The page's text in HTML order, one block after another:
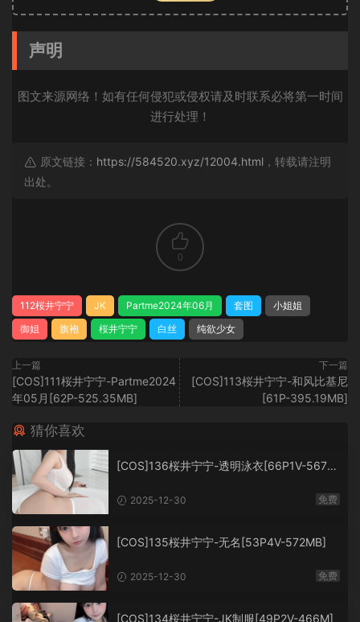
声明
图文来源网络！如有任何侵犯或侵权请及时联系必将第一时间
进行处理！
原文链接： https://584520.xyz/12004.html ，转载请注明
出处。
0
112桜井宁宁 JK Partme2024年06月 套图
小姐姐
御姐
旗袍 桜井宁宁 白丝 纯欲少女
上一篇
[COS]111桜井宁宁-Partme2024
年05月[62P-525.35MB]
下一篇
[COS]113桜井宁宁-和风比基尼
[61P-395.19MB]
猜你喜欢
[COS]136桜井宁宁-透明泳衣[66P1V-567M
2025-12-30 免费
[COS]135桜井宁宁-无名[53P4V-572MB]
2025-12-30 免费
[COS]134桜井宁宁-JK制服[49P2V-466M]